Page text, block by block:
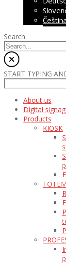
Čeština
Search
START TYPING
About us
Digital
Products
KIOSK
TOTEM